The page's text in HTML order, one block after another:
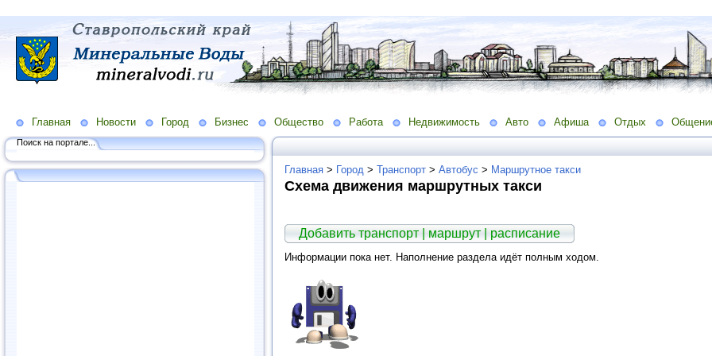
Главная Новости Город Бизнес Общество Работа Недвижимость Авто Афиша Отдых
Поиск на портале...
Главная > Город > Транспорт > Автобус > Маршрутное такси
Схема движения маршрутных такси
Добавить транспорт | маршрут | расписание
Информации пока нет. Наполнение раздела идёт полным ходом.